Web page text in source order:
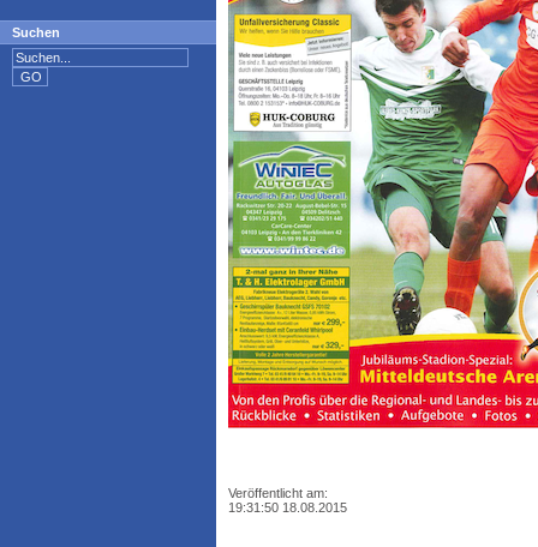
Suchen
Veröffentlicht am:
19:31:50 18.08.2015